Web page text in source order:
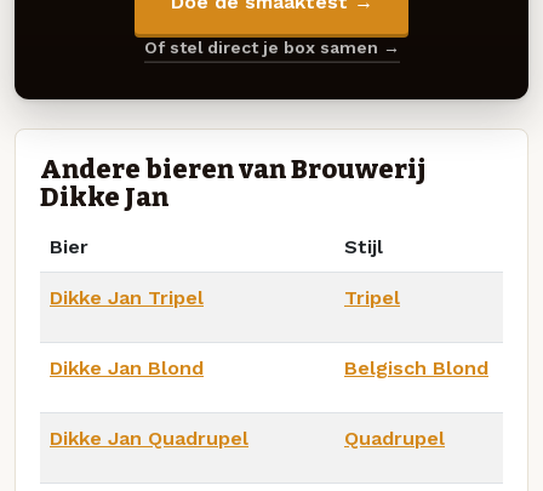
Of stel direct je box samen →
Andere bieren van Brouwerij
Dikke Jan
Bier Stijl
Dikke Jan Tripel Tripel
Dikke Jan Blond Belgisch Blond
Dikke Jan Quadrupel Quadrupel